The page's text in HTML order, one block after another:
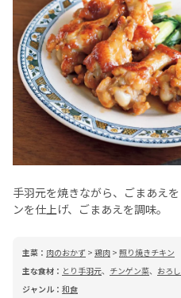
手羽元を焼きながら、ごまあえ
ンを仕上げ、ごまあえを調味。
主菜： 肉のおかず > 鶏肉 > 照り焼きチキン
主な食材： とり手羽元、 チンゲン菜、 おろ
ジャンル： 和食